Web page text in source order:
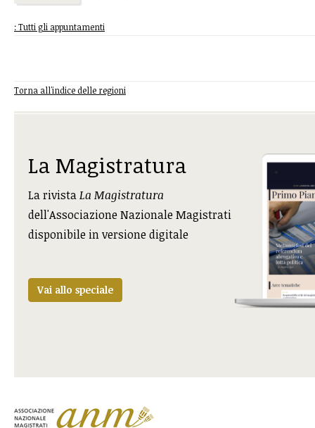
: Tutti gli appuntamenti
Torna all'indice delle regioni
La Magistratura
La rivistaLa Magistratura
dell'Associazione Nazionale Magistrati
disponibile in versione digitale
Vai allo speciale